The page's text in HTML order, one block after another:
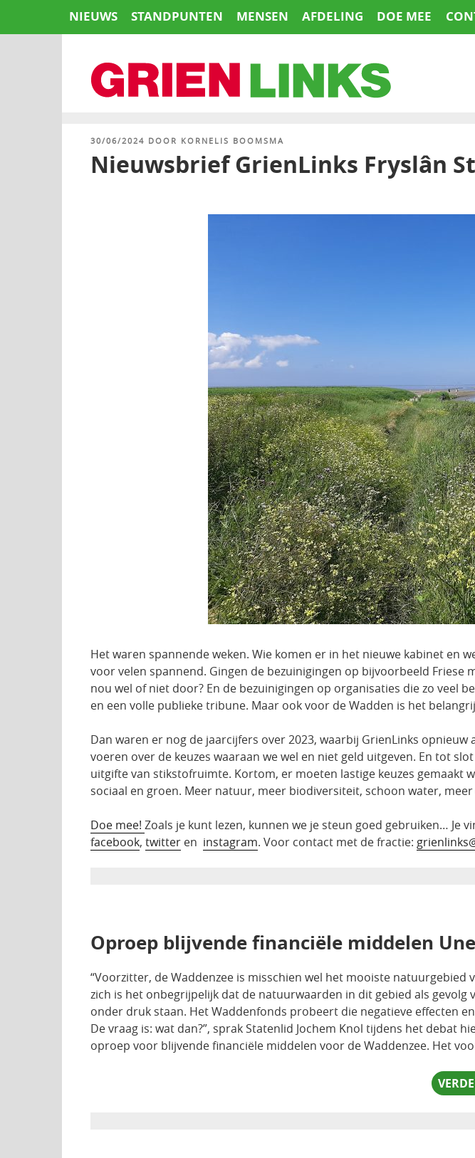
NIEUWS STANDPUNTEN MENSEN AFDELING DOE MEE
GEPLAATST
30/06/2024 DOOR KORNELIS BOOMSMA
Nieuwsbrief GrienLinks Fryslân
Het waren spannende weken. Wie komen er in het nieuwe kabinet en
voor velen spannend. Gingen de bezuinigingen op bijvoorbeeld
nou wel of niet door? En de bezuinigingen op organisaties die zo veel
en een volle publieke tribune. Maar ook voor de Wadden is het
Dan waren er nog de jaarcijfers over 2023, waarbij GrienLinks
voeren over de keuzes waaraan we wel en niet geld uitgeven. En tot
uitgifte van stikstofruimte. Kortom, er moeten lastige keuzes gemaakt
sociaal en groen. Meer natuur, meer biodiversiteit, schoon water,
Doe mee! Zoals je kunt lezen, kunnen we je steun goed gebruiken…
facebook, twitter en instagram. Voor contact met de fractie:
Oproep blijvende financiële middelen
“Voorzitter, de Waddenzee is misschien wel het mooiste
zich is het onbegrijpelijk dat de natuurwaarden in dit gebied als
onder druk staan. Het Waddenfonds probeert die negatieve effecten
De vraag is: wat dan?”, sprak Statenlid Jochem Knol tijdens het debat
oproep voor blijvende financiële middelen voor de Waddenzee. Het